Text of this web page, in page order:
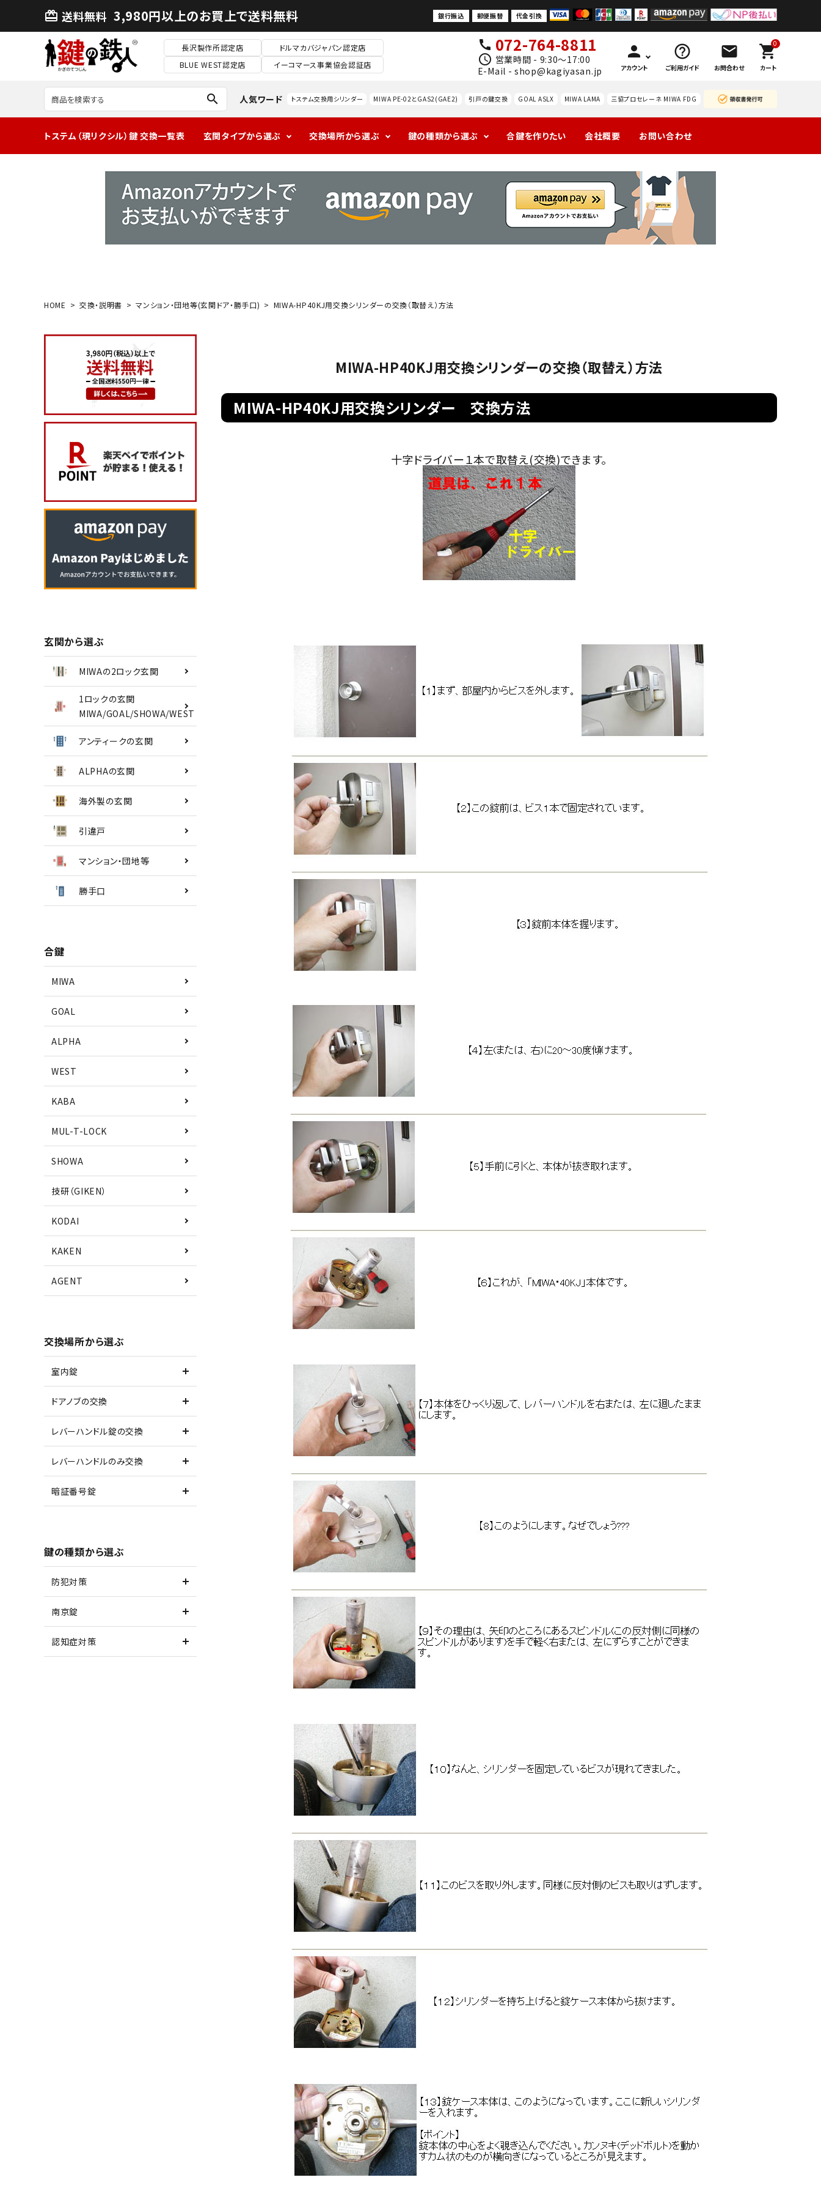
card_giftcard 送料無料 3,980円以上のお買上で送料無料 銀行振込 郵便振替 代金引換
長沢製作所認定店
ドルマカバジャパン認定店
BLUE WEST認定店
イーコマース事業協会認証店
call 072-764-8811
schedule 営業時間 - 9:30～17:00
E-Mail - shop@kagiyasan.jp
person
アカウント
help_outline
ご利用ガイド
mail
お問合わせ
0
shopping_cart
カート
search 人気ワード トステム交換用シリンダー MIWA PE-02とGAS2(GAE2) 引戸の鍵交換 GOAL ASLX MIWA LAMA 三協プロセレーネ MIWA FDG
トステム（現リクシル）鍵 交換一覧表 玄関タイプから選ぶ
MIWA2ロック玄
関
玄関
海外製の玄関 引戸
マンション団地
交換場所から選ぶ
室
内
錠
ドアノ
ブ交
レバーハン
ドル錠の交
換
レバーハン
ドルのみ交
換
鍵の種類から選ぶ
防犯対策 南京錠 認知症対策
ABUS
合鍵を作りたい 会社概要 お問い合わせ
ドアノブの交換
レバーハンドル錠の交換
レバーハンドルのみ交換
暗証番号錠
INFORMATION
ACCOUNT MENU
ようこそ ゲスト 様
person 会員登録
HOME 交換・説明書 マンション・団地等(玄関ドア・勝手口) MIWA-HP40KJ用交換シリンダーの交換（取替え）方法
玄関から選ぶ
MIWAの2ロック玄関
1ロックの玄関
MIWA/GOAL/SHOWA/WEST
アンティークの玄関
ALPHAの玄関
海外製の玄関
引違戸
マンション・団地等
勝手口
合鍵
MIWA
GOAL
ALPHA
WEST
KABA
MUL-T-LOCK
SHOWA
技研（GIKEN）
KODAI
KAKEN
AGENT
交換場所から選ぶ
室内錠
ドアノブの交換
レバーハンドル錠の交換
レバーハンドルのみ交換
暗証番号錠
鍵の種類から選ぶ
防犯対策
南京錠
認知症対策
MIWA-HP40KJ用交換シリンダーの交換（取替え）方法
MIWA-HP40KJ用交換シリンダー 交換方法
十字ドライバー１本で取替え(交換)できます。